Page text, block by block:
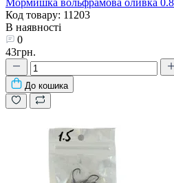
Код товару: 11203
В наявності
0
43грн.
До кошика